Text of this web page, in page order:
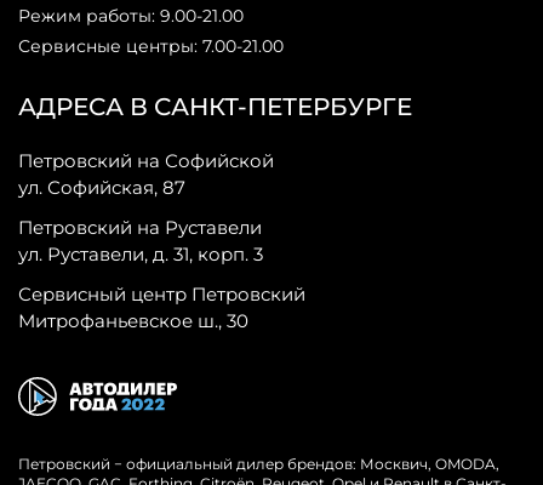
АДРЕСА В САНКТ-ПЕТЕРБУРГЕ
Петровский на Софийской
ул. Софийская, 87
Петровский на Руставели
ул. Руставели, д. 31, корп. 3
Сервисный центр Петровский
Митрофаньевское ш., 30
Режим работы: 9.00-21.00
Сервисные центры: 7.00-21.00
Петровский − официальный дилер брендов: Москвич, OMODA,